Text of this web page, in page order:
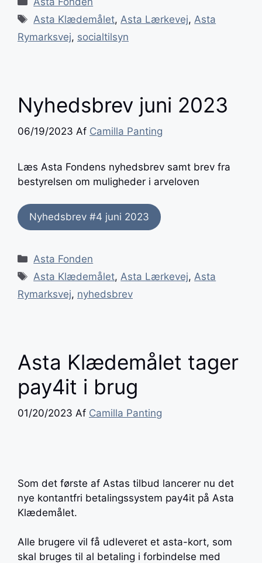
Tags
Asta Klædemålet,Asta Lærkevej,Asta
Rymarksvej, socialtilsyn
Nyhedsbrev juni 2023
06/19/2023 Af Camilla Panting
Læs Asta Fondens nyhedsbrev samt brev fra
bestyrelsen om muligheder i arveloven
Nyhedsbrev #4 juni 2023
Kategorier
Asta Fonden
Tags
Asta Klædemålet,Asta Lærkevej,Asta
Rymarksvej, nyhedsbrev
Asta Klædemålet tager
pay4it i brug
01/20/2023 Af Camilla Panting
Som det første af Astas tilbud lancerer nu det
nye kontantfri betalingssystem pay4it på Asta
Klædemålet.
Alle brugere vil få udleveret et asta-kort, som
skal bruges til al betaling i forbindelse med